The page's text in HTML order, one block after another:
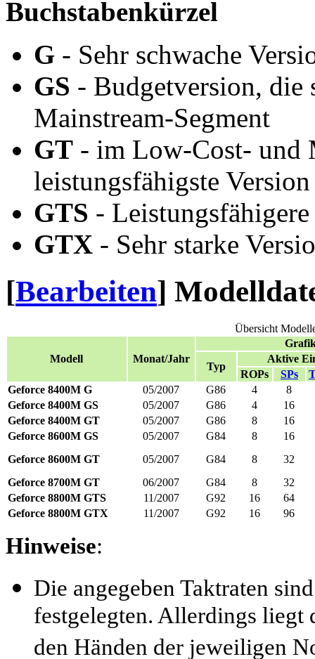
Buchstabenkürzel
G - Sehr schwache
GS - Budgetversion, die
Mainstream-Segment
GT - im Low-Cost- und
leistungsfähigste Version
GTS -
GTX - Sehr starke
[Bearbeiten]
Übersicht
Modell Monat/Jahr
Typ
Aktive
ROPs
SPs
Geforce 8400M G
05/2007 G86 4
8
Geforce 8400M GS
05/2007 G86 4
16
Geforce 8400M GT
05/2007 G86 8
16
Geforce 8600M GS
05/2007 G84 8
16
Geforce 8600M GT
05/2007 G84 8
32
Geforce 8700M GT
06/2007 G84 8
32
Geforce 8800M GTS
11/2007 G92 16
64
Geforce 8800M GTX
11/2007 G92 16 96
Hinweise:
Die angegeben Taktraten
festgelegten. Allerdings liegt
den Händen der jeweiligen